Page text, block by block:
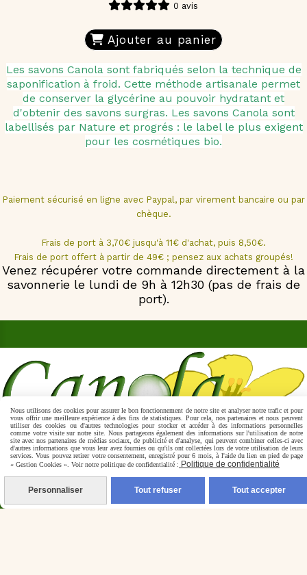
0 avis
Ajouter au panier
Les savons Canola sont fabriqués selon la technique de
saponification à froid. Cette méthode artisanale permet
de conserver la glycérine au pouvoir hydratant et
d'obtenir des savons surgras. Les savons Canola sont
labellisés par Nature et progrés : le label le plus exigent
pour les cosmétiques bio.
Paiement sécurisé en ligne avec Paypal, par virement bancaire ou par
chèque.
Frais de port à 3,70€ jusqu'à 11€ d'achat, puis 8,50€.
Frais de port offert à partir de 49€ ; pensez aux achats groupés!
Venez récupérer votre commande directement à la
savonnerie le lundi de 9h à 12h30 (pas de frais de
port).
Frais de port offert à partir de 49€
3.70€ de frais de port jusqu'à 11€
Colissimo en point relais
Savonnerie Canola
933 chemin des roux
38410 Vaulnaveys le haut
Nous utilisons des cookies pour assurer le bon fonctionnement de notre site et analyser notre trafic et pour
vous offrir une meilleure expérience à des fins de statistiques. Pour cela, nos partenaires et nous peuvent
utiliser des cookies ou d'autres technologies pour stocker et accéder à des informations personnelles
comme votre visite sur notre site. Nous partageons également des informations sur l'utilisation de notre
site avec nos partenaires de médias sociaux, de publicité et d'analyse, qui peuvent combiner celles-ci avec
d'autres informations que vous leur avez fournies ou qu'ils ont collectées lors de votre utilisation de leurs
services. Vous pouvez retirer votre consentement, enregistré pour 6 mois, à l'aide du lien en pied de page
« Gestion Cookies ». Voir notre politique de confidentialité : Politique de confidentialité
Personnaliser Tout refuser Tout accepter